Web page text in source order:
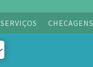
SERVIÇOS CHECAGENS